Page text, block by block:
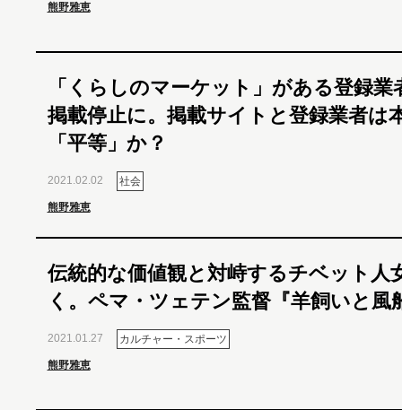
熊野雅恵
「くらしのマーケット」がある登録業
掲載停止に。掲載サイトと登録業者は
「平等」か？
2021.02.02 社会
熊野雅恵
伝統的な価値観と対峙するチベット人
く。ペマ・ツェテン監督『羊飼いと風
2021.01.27 カルチャー・スポーツ
熊野雅恵